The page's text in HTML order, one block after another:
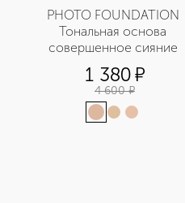
PHOTO FOUNDATION
Тональная основа
1 380¤
4 600 ¤